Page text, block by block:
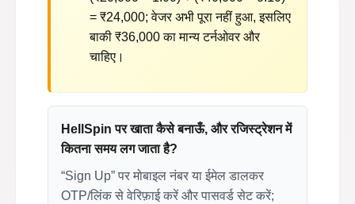
= ₹24,000; वेजर अभी पूरा नहीं हुआ, इसलिए
बाकी ₹36,000 का मान्य टर्नओवर और
चाहिए।
HellSpin पर खाता कैसे बनाऊँ, और रजिस्ट्रेशन में
कितना समय लग जाता है?
“Sign Up” पर मोबाइल नंबर या ईमेल डालकर
OTP/लिंक से वेरिफ़ाई करें और पासवर्ड सेट करें;